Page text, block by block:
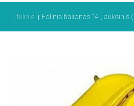
Titulinis Folinis balionas "4", auksinis